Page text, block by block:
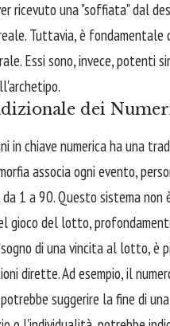
ricevuto una "soffiata" dal
Tuttavia, è fondamentale
Essi sono, invece, potenti
dei
in chiave numerica ha una
associa ogni evento,
da 1 a 90. Questo sistema
gioco del lotto,
di una vincita al lotto, è
dirette. Ad esempio, il
suggerire la fine di